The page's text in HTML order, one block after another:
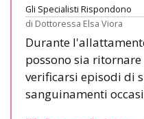
Gli Specialisti Rispondono
di Dottoressa Elsa Viora
Durante
possono sia
verificarsi episodi di
sanguinamenti